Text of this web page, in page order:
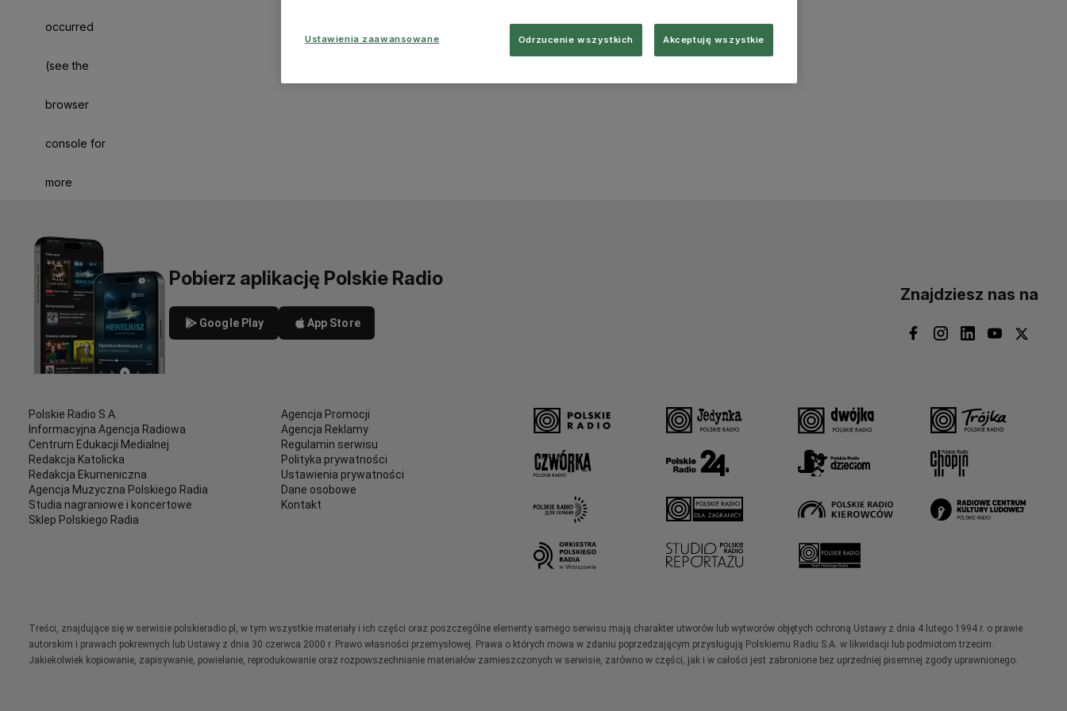
occurred
(see the
browser
console for
more
Pobierz aplikację Polskie Radio
Google Play App Store
Znajdziesz nas na
Polskie Radio S.A.
Informacyjna Agencja Radiowa
Centrum Edukacji Medialnej
Redakcja Katolicka
Redakcja Ekumeniczna
Agencja Muzyczna Polskiego Radia
Studia nagraniowe i koncertowe
Sklep Polskiego Radia
Agencja Promocji
Agencja Reklamy
Regulamin serwisu
Polityka prywatności
Ustawienia prywatności
Dane osobowe
Kontakt
Treści, znajdujące się w serwisie polskieradio.pl, w tym wszystkie materiały i ich części oraz poszczególne elementy samego serwisu mają charakter utworów lub wytworów objętych ochroną Ustawy z dnia 4 lutego 1994 r. o prawie
autorskim i prawach pokrewnych lub Ustawy z dnia 30 czerwca 2000 r. Prawo własności przemysłowej. Prawa o których mowa w zdaniu poprzedzającym przysługują Polskiemu Radiu S.A. w likwidacji lub podmiotom trzecim.
Jakiekolwiek kopiowanie, zapisywanie, powielanie, reprodukowanie oraz rozpowszechnianie materiałów zamieszczonych w serwisie, zarówno w części, jak i w całości jest zabronione bez uprzedniej pisemnej zgody uprawnionego.
Ustawienia zaawansowane Odrzucenie wszystkich Akceptuję wszystkie